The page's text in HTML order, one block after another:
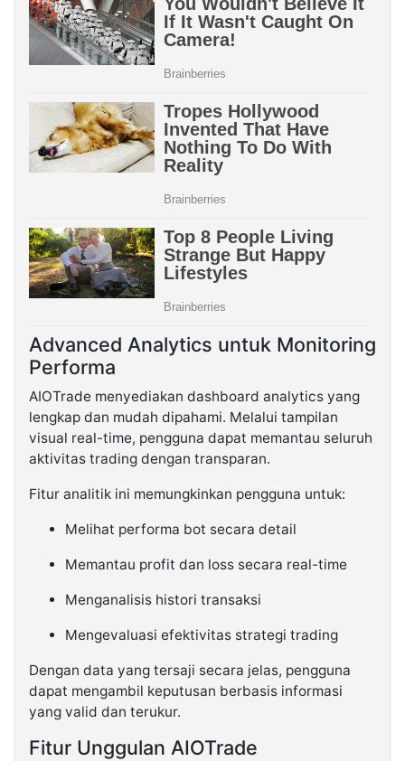
Advanced Analytics untuk Monitoring
Performa
AIOTrade menyediakan dashboard analytics yang
lengkap dan mudah dipahami. Melalui tampilan
visual real-time, pengguna dapat memantau seluruh
aktivitas trading dengan transparan.
Fitur analitik ini memungkinkan pengguna untuk:
Melihat performa bot secara detail
Memantau profit dan loss secara real-time
Menganalisis histori transaksi
Mengevaluasi efektivitas strategi trading
Dengan data yang tersaji secara jelas, pengguna
dapat mengambil keputusan berbasis informasi
yang valid dan terukur.
Fitur Unggulan AIOTrade